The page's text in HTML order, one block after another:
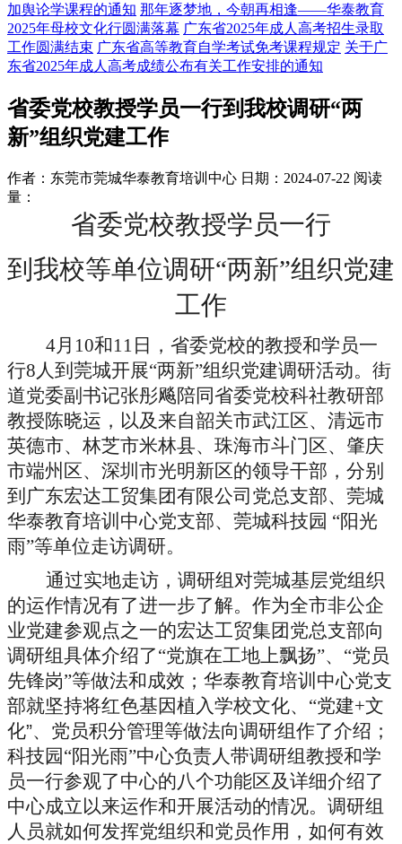
加舆论学课程的通知 那年逐梦地，今朝再相逢——华泰教育
2025年母校文化行圆满落幕 广东省2025年成人高考招生录取
工作圆满结束 广东省高等教育自学考试免考课程规定 关于广
东省2025年成人高考成绩公布有关工作安排的通知
省委党校教授学员一行到我校调研“两
新”组织党建工作
作者：东莞市莞城华泰教育培训中心 日期：2024-07-22 阅读
量：
省委党校教授学员一行
到我校等单位调研“两新”组织党建
工作
4月 10和11 日，省委党校的教授和学员一
行8人到莞城开展“两新”组织党建调研活动。街
道党委副书记张彤飚陪同省委党校科社教研部
教授陈晓运，以及来自韶关市武江区、清远市
英德市、林芝市米林县、珠海市斗门区、肇庆
市端州区、深圳市光明新区的领导干部，分别
到广东宏达工贸集团有限公司党总支部、莞城
华泰教育培训中心党支部、莞城科技园 “阳光
雨”等单位走访调研。
通过实地走访，调研组对莞城基层党组织
的运作情况有了进一步了解。作为全市非公企
业党建参观点之一的宏达工贸集团党总支部向
调研组具体介绍了“党旗在工地上飘扬”、“党员
先锋岗”等做法和成效；华泰教育培训中心党支
部就坚持将红色基因植入学校文化、“党建+文
化”、党员积分管理等做法向调研组作了介绍；
科技园“阳光雨”中心负责人带调研组教授和学
员一行参观了中心的八个功能区及详细介绍了
中心成立以来运作和开展活动的情况。调研组
人员就如何发挥党组织和党员作用，如何有效